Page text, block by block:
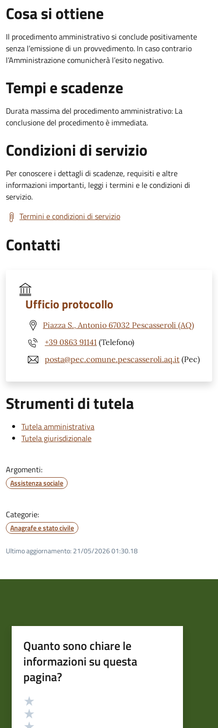
Cosa si ottiene
Il procedimento amministrativo si conclude positivamente
senza l’emissione di un provvedimento. In caso contrario
l’Amministrazione comunicherà l’esito negativo.
Tempi e scadenze
Durata massima del procedimento amministrativo: La
conclusione del procedimento è immediata.
Condizioni di servizio
Per conoscere i dettagli di scadenze, requisiti e altre
informazioni importanti, leggi i termini e le condizioni di
servizio.
Termini e condizioni di servizio
Contatti
Ufficio protocollo
Piazza S., Antonio 67032 Pescasseroli (AQ)
+39 0863 91141 (Telefono)
posta@pec.comune.pescasseroli.aq.it (Pec)
Strumenti di tutela
Tutela amministrativa
Tutela giurisdizionale
Argomenti:
Assistenza sociale
Categorie:
Anagrafe e stato civile
Ultimo aggiornamento: 21/05/2026 01:30.18
Quanto sono chiare le
informazioni su questa
pagina?
Valutazione